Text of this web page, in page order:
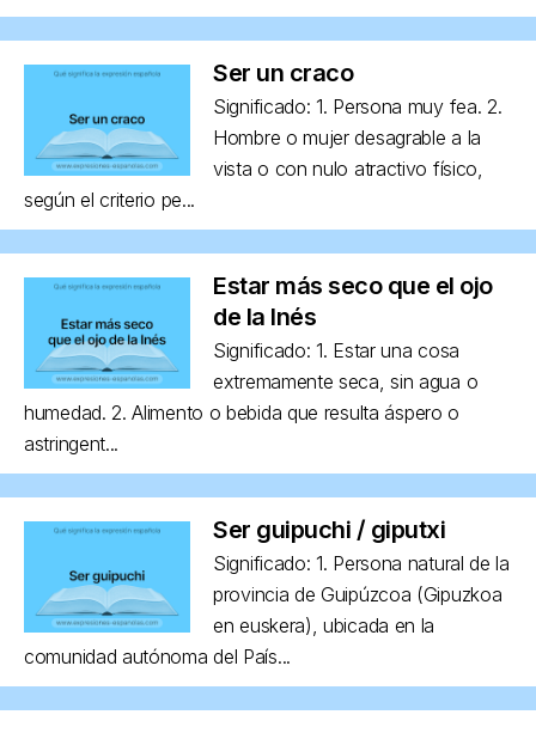
Ser un craco
Significado: 1. Persona muy fea. 2.
Hombre o mujer desagrable a la
vista o con nulo atractivo físico,
según el criterio pe...
Estar más seco que el ojo
de la Inés
Significado: 1. Estar una cosa
extremamente seca, sin agua o
humedad. 2. Alimento o bebida que resulta áspero o
astringent...
Ser guipuchi / giputxi
Significado: 1. Persona natural de la
provincia de Guipúzcoa (Gipuzkoa
en euskera), ubicada en la
comunidad autónoma del País...